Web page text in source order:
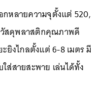
หลายความจุตั้งแต่ 520,
วัสดุพลาสติกคุณภาพดี
ยิงไกลตั้งแต่ 6-8 เมตร มี
ส่สายสะพาย เล่นได้ทั้ง